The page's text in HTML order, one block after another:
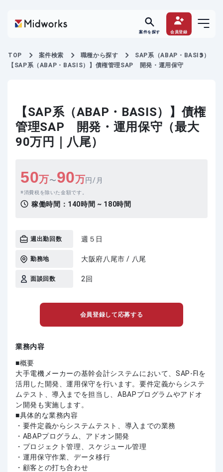
案件を探す 会員登録
TOP 案件検索 職種から探す
SAP系（ABAP・BASIS）
【SAP系（ABAP・BASIS）】債権管理SAP 開発・運用保守
【SAP系（ABAP・BASIS）】債権
管理SAP 開発・運用保守（最大
90万円｜八尾）
50万〜90万円/月
消費税を除いた金額です。
稼働時間： 140時間 ~ 180時間
週出勤回数 週５日
勤務地 大阪府八尾市 / 八尾
面談回数 2回
会員登録して応募する
業務内容
■概要
大手電機メーカーの基幹会計システムにおいて、SAP-FIを
活用した開発、運用保守を行います。要件定義からシステ
ムテスト、導入までを担当し、ABAPプログラムやアドオ
ン開発も実施します。
■具体的な業務内容
・要件定義からシステムテスト、導入までの業務
・ABAPプログラム、アドオン開発
・プロジェクト管理、スケジュール管理
・運用保守作業、データ移行
・顧客との打ち合わせ